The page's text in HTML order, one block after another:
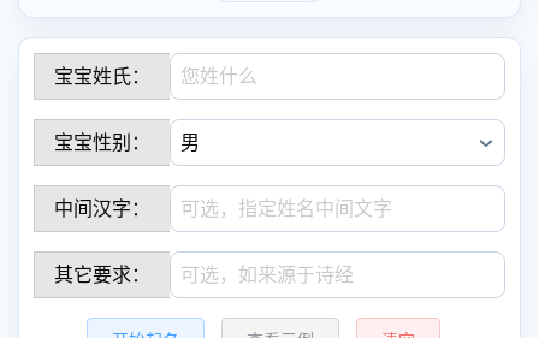
宝宝姓氏：
宝宝性别：
中间汉字：
其它要求：